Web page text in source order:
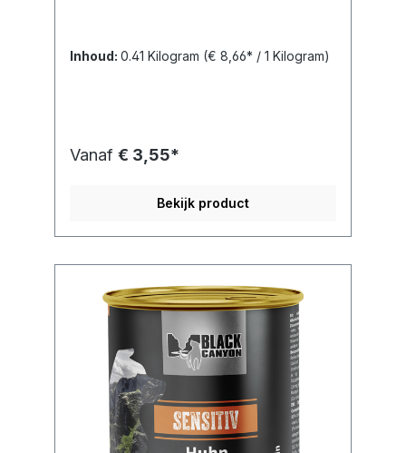
Inhoud: 0.41 Kilogram (€ 8,66* / 1 Kilogram)
Vanaf € 3,55*
Bekijk product